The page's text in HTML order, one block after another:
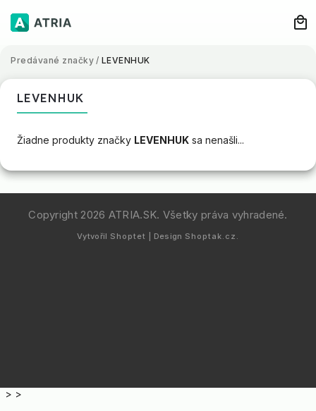
Predávané značky / LEVENHUK
LEVENHUK
Žiadne produkty značky LEVENHUK sa nenašli...
Copyright 2026 ATRIA.SK. Všetky práva vyhradené.
Vytvořil Shoptet | Design Shoptak.cz.
> >